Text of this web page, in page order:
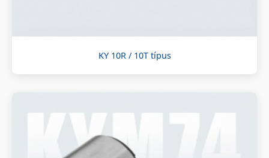
KY 10R / 10T típus